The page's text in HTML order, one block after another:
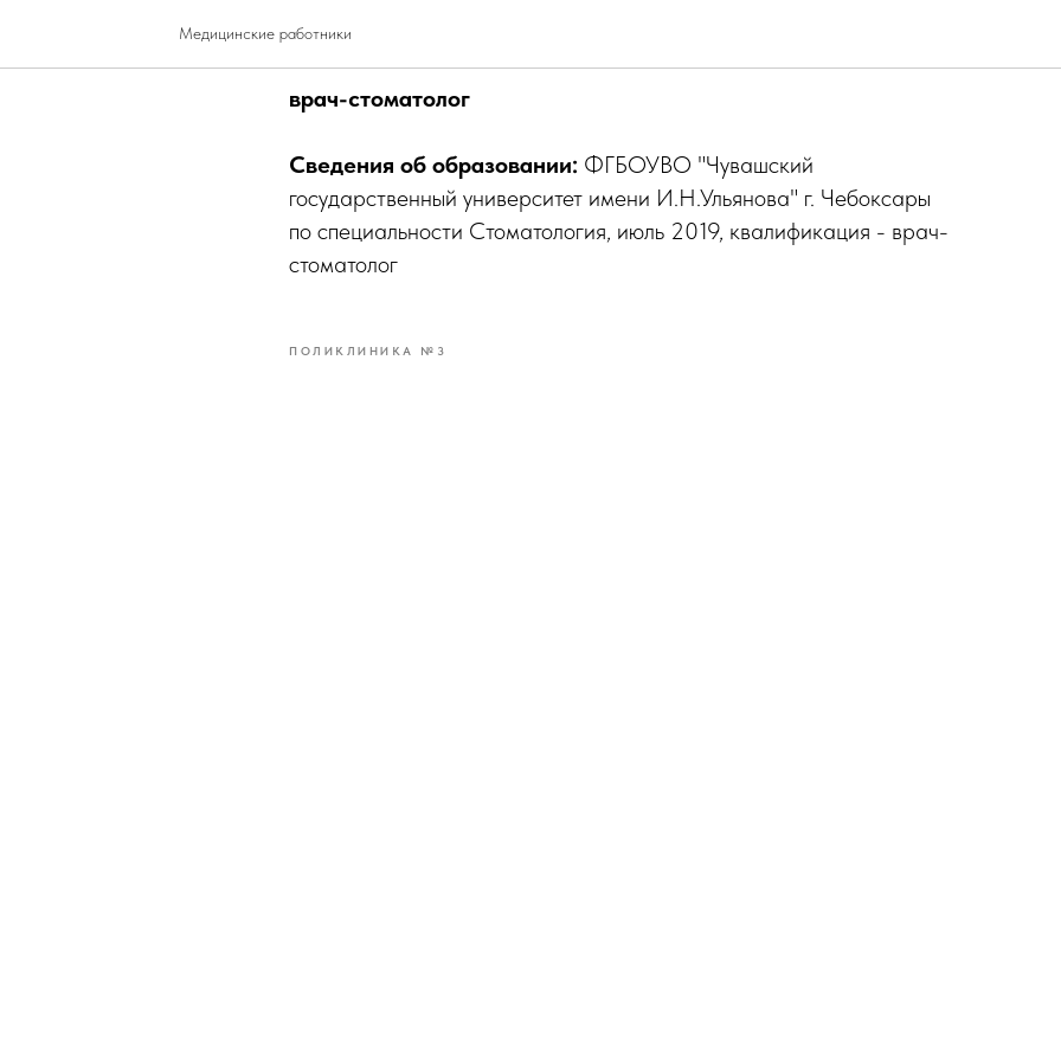
Медицинские работникиНервиханян Виктория Тагеровна
врач-стоматолог
Сведения об образовании: ФГБОУВО "Чувашский
государственный университет имени И.Н.Ульянова" г. Чебоксары
по специальности Стоматология, июль 2019, квалификация - врач-
стоматолог
ПОЛИКЛИНИКА №3